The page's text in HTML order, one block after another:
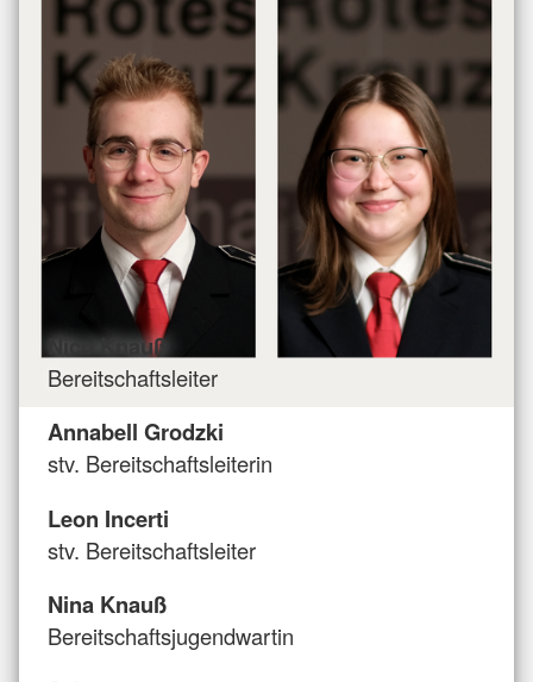
Nico Knauß
Bereitschaftsleiter
Annabell Grodzki
stv. Bereitschaftsleiterin
Leon Incerti
stv. Bereitschaftsleiter
Nina Knauß
Bereitschaftsjugendwartin